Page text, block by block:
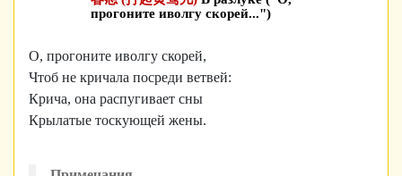
прогоните иволгу скорей...")
О, прогоните иволгу скорей,
Чтоб не кричала посреди ветвей:
Крича, она распугивает сны
Крылатые тоскующей жены.